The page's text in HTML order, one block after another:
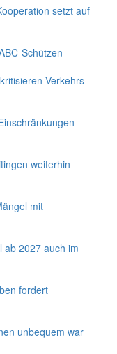
setzt auf
Schüt­zen
Verkehrs-
weiterhin
mit
ab 2027 auch im
fordert
unbequem war